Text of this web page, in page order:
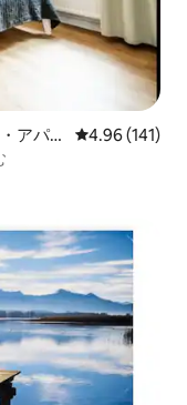
アパー
レビュー141
4.96 (141)